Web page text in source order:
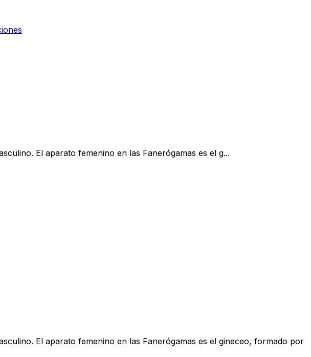
El aparato femenino en las Fanerógamas es el g...
El aparato femenino en las Fanerógamas es el gineceo, formado por